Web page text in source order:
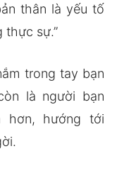
thân là yếu tố
thực sự.”
trong tay bạn
là người bạn
hơn, hướng tới